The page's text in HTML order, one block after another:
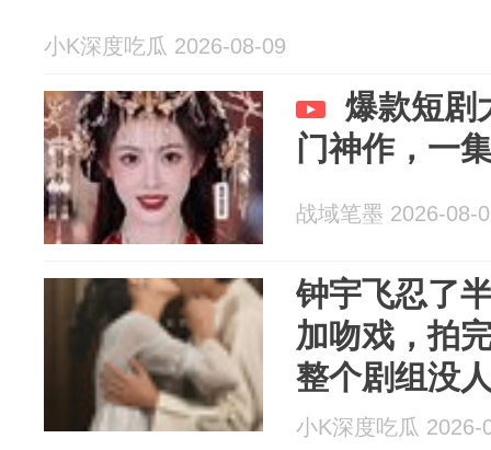
小K深度吃瓜 2026-08-09
爆款短剧
门神作，一
战域笔墨 2026-08-
钟宇飞忍了
加吻戏，拍
整个剧组没
小K深度吃瓜 2026-